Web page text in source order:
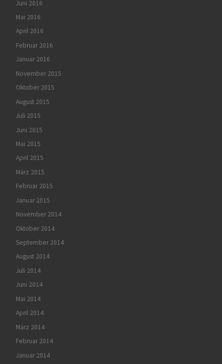
Juni 2016
Mai 2016
April 2016
Februar 2016
Januar 2016
November 2015
Oktober 2015
August 2015
Juli 2015
Juni 2015
Mai 2015
April 2015
März 2015
Februar 2015
Januar 2015
November 2014
Oktober 2014
September 2014
August 2014
Juli 2014
Juni 2014
Mai 2014
April 2014
März 2014
Februar 2014
Januar 2014